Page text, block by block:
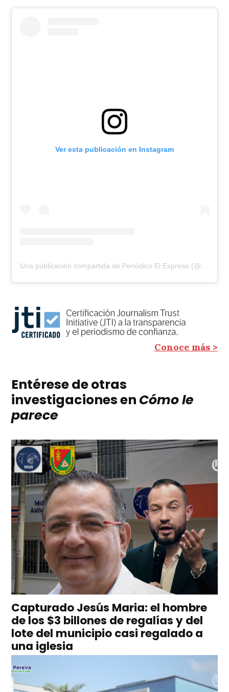
Ver esta publicación en Instagram
Conoce más >
Entérese de otras
investigaciones en Cómo le
parece
Capturado Jesús Maria: el hombre
de los $3 billones de regalías y del
lote del municipio casi regalado a
una iglesia